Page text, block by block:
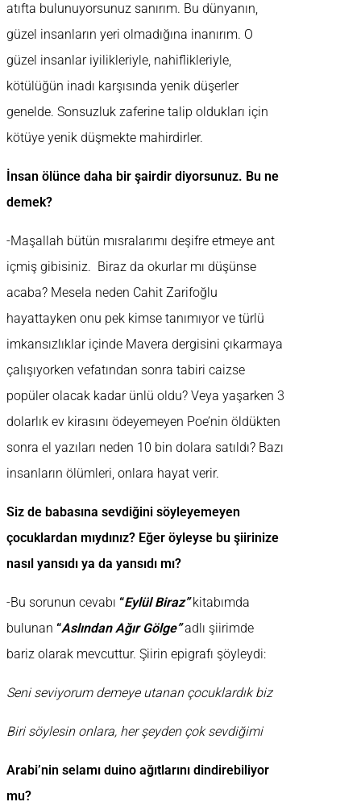
atıfta bulunuyorsunuz sanırım. Bu dünyanın,
güzel insanların yeri olmadığına inanırım. O
güzel insanlar iyilikleriyle, nahiflikleriyle,
kötülüğün inadı karşısında yenik düşerler
genelde. Sonsuzluk zaferine talip oldukları için
kötüye yenik düşmekte mahirdirler.
İnsan ölünce daha bir şairdir diyorsunuz. Bu ne
demek?
-Maşallah bütün mısralarımı deşifre etmeye ant
içmiş gibisiniz. Biraz da okurlar mı düşünse
acaba? Mesela neden Cahit Zarifoğlu
hayattayken onu pek kimse tanımıyor ve türlü
imkansızlıklar içinde Mavera dergisini çıkarmaya
çalışıyorken vefatından sonra tabiri caizse
popüler olacak kadar ünlü oldu? Veya yaşarken 3
dolarlık ev kirasını ödeyemeyen Poe’nin öldükten
sonra el yazıları neden 10 bin dolara satıldı? Bazı
insanların ölümleri, onlara hayat verir.
Siz de babasına sevdiğini söyleyemeyen
çocuklardan mıydınız? Eğer öyleyse bu şiirinize
nasıl yansıdı ya da yansıdı mı?
-Bu sorunun cevabı “Eylül Biraz”kitabımda
bulunan “Aslından Ağır Gölge”adlı şiirimde
bariz olarak mevcuttur. Şiirin epigrafı şöyleydi:
Seni seviyorum demeye utanan çocuklardık biz
Biri söylesin onlara, her şeyden çok sevdiğimi
Arabi’nin selamı duino ağıtlarını dindirebiliyor
mu?